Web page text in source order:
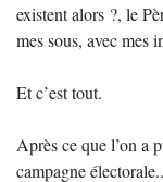
existent alors ?, le
mes sous, avec
Et c’est tout.
Après ce que l’on a
campagne